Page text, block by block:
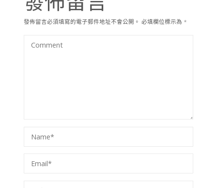
發佈留言必須填寫的電子郵件地址不會公開。 必填欄位標示為 *